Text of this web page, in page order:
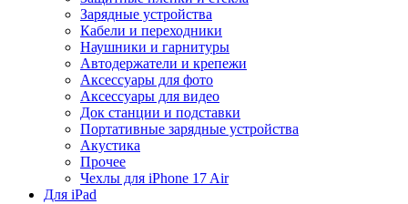
Зарядные устройства
Кабели и переходники
Наушники и гарнитуры
Автодержатели и крепежи
Аксессуары для фото
Аксессуары для видео
Док станции и подставки
Портативные зарядные устройства
Акустика
Прочее
Чехлы для iPhone 17 Air
Для iPad